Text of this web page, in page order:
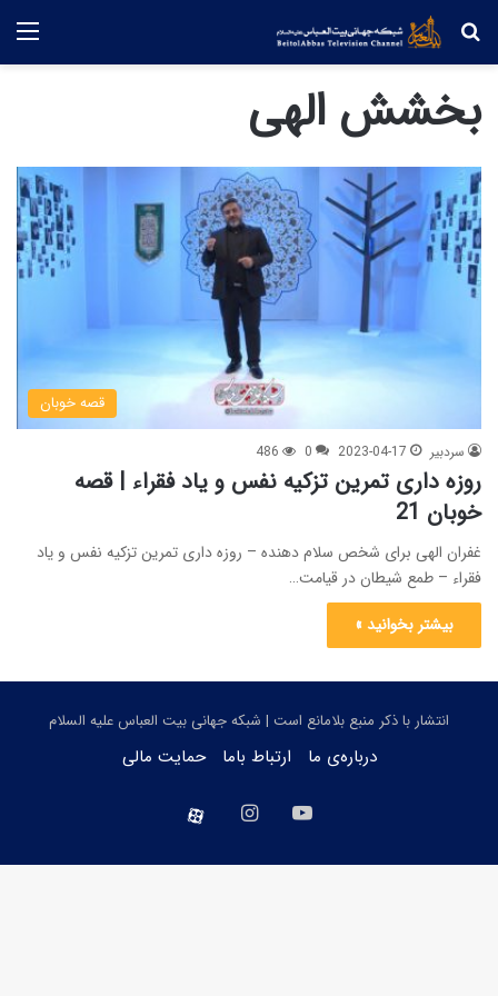
جستجو
بخشش الهی
قصه خوبان
سردبیر 2023-04-17
0
486
روزه داری تمرین تزکیه نفس و یاد فقراء | قصه
خوبان 21
غفران الهی برای شخص سلام دهنده – روزه داری تمرین تزکیه نفس و یاد
فقراء – طمع شیطان در قیامت…
بیشتر بخوانید »
انتشار با ذکر منبع بلامانع است | شبکه جهانی بیت العباس علیه السلام
درباره‌ی ما ارتباط باما حمایت مالی
یوتیوب اینستاگرام